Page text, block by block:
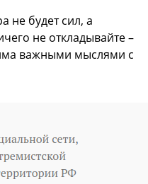
не будет сил, а
не откладывайте –
важными мыслями с